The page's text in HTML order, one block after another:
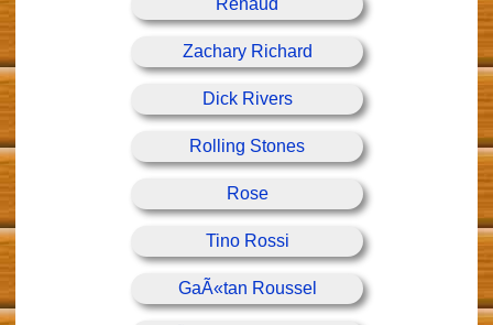
Renaud
Zachary Richard
Dick Rivers
Rolling Stones
Rose
Tino Rossi
GaÃ«tan Roussel